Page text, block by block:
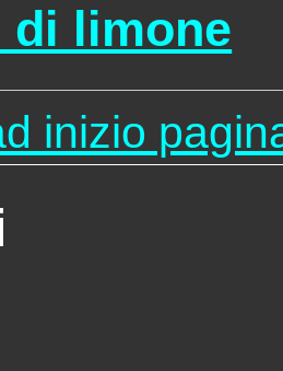
di limone
inizio